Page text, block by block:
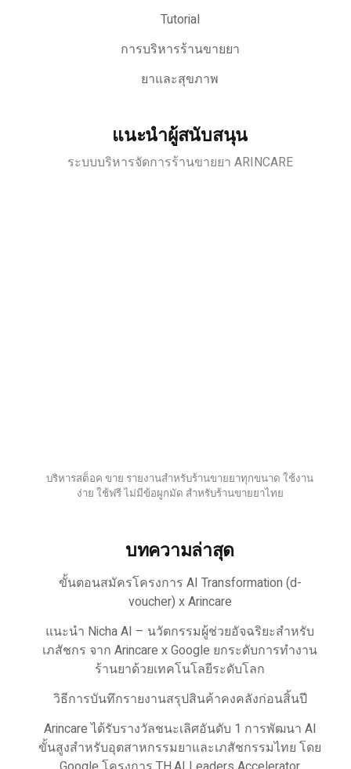
Tutorial
การบริหารร้านขายยา
ยาและสุขภาพ
แนะนำผู้สนับสนุน
ระบบบริหารจัดการร้านขายยา ARINCARE
บริหารสต็อค ขาย รายงานสำหรับร้านขายยาทุกขนาด ใช้งาน
ง่าย ใช้ฟรี ไม่มีข้อผูกมัด สำหรับร้านขายยาไทย
บทความล่าสุด
ขั้นตอนสมัครโครงการ AI Transformation (d-
voucher) x Arincare
แนะนำ Nicha AI – นวัตกรรมผู้ช่วยอัจฉริยะสำหรับ
เภสัชกร จาก Arincare x Google ยกระดับการทำงาน
ร้านยาด้วยเทคโนโลยีระดับโลก
วิธีการบันทึกรายงานสรุปสินค้าคงคลังก่อนสิ้นปี
Arincare ได้รับรางวัลชนะเลิศอันดับ 1 การพัฒนา AI
ขั้นสูงสำหรับอุตสาหกรรมยาและเภสัชกรรมไทย โดย